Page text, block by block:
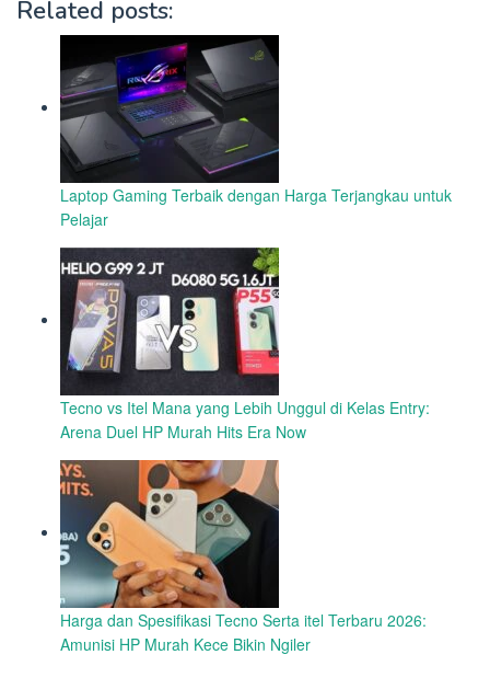
Related posts:
Laptop Gaming Terbaik dengan Harga Terjangkau untuk
Pelajar
Tecno vs Itel Mana yang Lebih Unggul di Kelas Entry:
Arena Duel HP Murah Hits Era Now
Harga dan Spesifikasi Tecno Serta itel Terbaru 2026:
Amunisi HP Murah Kece Bikin Ngiler